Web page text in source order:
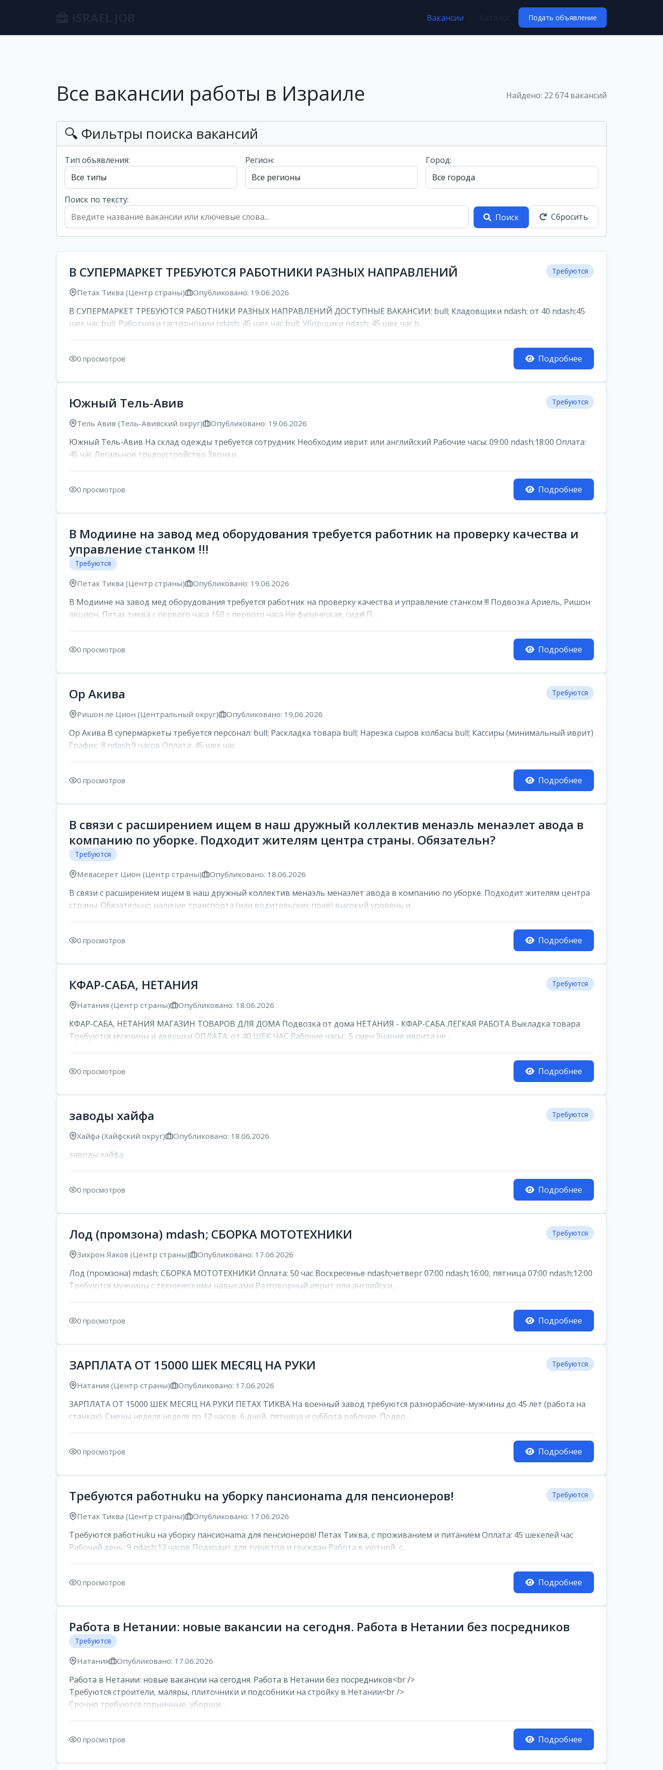
Вакансии Подать объявление
Все вакансии работы в Израиле Найдено: 22 674 вакансий
🔍 Фильтры поиска вакансий
Тип объявления: Регион: Город:
Поиск по тексту:
Поиск
Сбросить
В СУПЕРМАРКЕТ ТРЕБУЮТСЯ РАБОТНИКИ РАЗНЫХ НАПРАВЛЕНИЙ Требуются
Петах Тиква (Центр страны) Опубликовано: 19.06.2026
В СУПЕРМАРКЕТ ТРЕБУЮТСЯ РАБОТНИКИ РАЗНЫХ НАПРАВЛЕНИЙ ДОСТУПНЫЕ ВАКАНСИИ: bull; Кладовщики ndash; от 40 ndash;45
шек час bull; Работники гастрономии ndash; 45 шек час bull; Уборщики ndash; 45 шек час b...
0 просмотров Подробнее
Южный Тель-Авив Требуются
Тель Авив (Тель-Авивский округ) Опубликовано: 19.06.2026
Южный Тель-Авив На склад одежды требуется сотрудник Необходим иврит или английский Рабочие часы: 09:00 ndash;18:00 Оплата:
45 час Легальное трудоустройство Звонки
0 просмотров Подробнее
В Модиине на завод мед оборудования требуется работник на проверку качества и
управление станком !!!
Требуются
Петах Тиква (Центр страны) Опубликовано: 19.06.2026
В Модиине на завод мед оборудования требуется работник на проверку качества и управление станком !!! Подвозка Ариель, Ришон
лецион, Петах тиква с первого часа 150 с первого часа Не физическая, сидя! П...
0 просмотров Подробнее
Ор Акива Требуются
Ришон ле Цион (Центральный округ) Опубликовано: 19.06.2026
Ор Акива В супермаркеты требуется персонал: bull; Раскладка товара bull; Нарезка сыров колбасы bull; Кассиры (минимальный иврит)
График: 8 ndash;9 часов Оплата: 45 шек час
0 просмотров Подробнее
В связи с расширением ищем в наш дружный коллектив менаэль менаэлет авода в
компанию по уборке. Подходит жителям центра страны. Обязательн?
Требуются
Мевасерет Цион (Центр страны) Опубликовано: 18.06.2026
В связи с расширением ищем в наш дружный коллектив менаэль менаэлет авода в компанию по уборке. Подходит жителям центра
страны. Обязательно наличие транспорта (или водительских прав) высокий уровень и...
0 просмотров Подробнее
КФАР-САБА, НЕТАНИЯ Требуются
Натания (Центр страны) Опубликовано: 18.06.2026
КФАР-САБА, НЕТАНИЯ МАГАЗИН ТОВАРОВ ДЛЯ ДОМА Подвозка от дома НЕТАНИЯ - КФАР-САБА ЛЕГКАЯ РАБОТА Выкладка товара
Требуются мужчины и девушки ОПЛАТА: от 40 ШЕК ЧАС Рабочие часы:, 5 смен Знание иврита не ...
0 просмотров Подробнее
заводы хайфа Требуются
Хайфа (Хайфский округ) Опубликовано: 18.06.2026
заводы хайфа
0 просмотров Подробнее
Лод (промзона) mdash; СБОРКА МОТОТЕХНИКИ Требуются
Зихрон Яаков (Центр страны) Опубликовано: 17.06.2026
Лод (промзона) mdash; СБОРКА МОТОТЕХНИКИ Оплата: 50 час Воскресенье ndash;четверг 07:00 ndash;16:00, пятница 07:00 ndash;12:00
Требуются мужчины с техническими навыками Разговорный иврит или английски...
0 просмотров Подробнее
ЗАРПЛАТА ОТ 15000 ШЕК МЕСЯЦ НА РУКИ Требуются
Натания (Центр страны) Опубликовано: 17.06.2026
ЗАРПЛАТА ОТ 15000 ШЕК МЕСЯЦ НА РУКИ ПЕТАХ ТИКВА На военный завод требуются разнорабочие-мужчины до 45 лет (работа на
станках). Смены неделя неделя по 12 часов, 6 дней, пятница и суббота рабочие. Подво...
0 просмотров Подробнее
Требуются работнuku на уборку пансионama для пенсионеров! Требуются
Петах Тиква (Центр страны) Опубликовано: 17.06.2026
Требуются работнuku на уборку пансионama для пенсионеров! Петах Тиква, с проживанием и питанием Оплата: 45 шекелей час
Рабочий день: 9 ndash;12 часов Подходит для туристов и граждан Работа в уютной, с...
0 просмотров Подробнее
Работа в Нетании: новые вакансии на сегодня. Работа в Нетании без посредников
Требуются
Натания Опубликовано: 17.06.2026
Работа в Нетании: новые вакансии на сегодня. Работа в Нетании без посредников<br />
Требуются строители, маляры, плиточники и подсобники на стройку в Нетании<br />
Срочно требуются горничные, уборщи...
0 просмотров Подробнее